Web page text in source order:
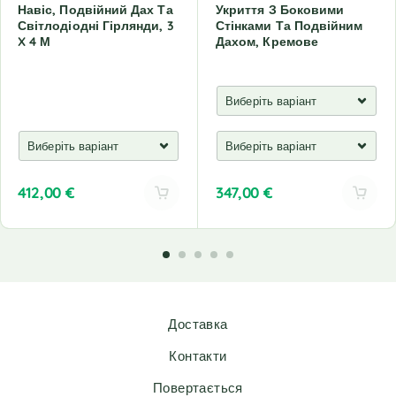
Навіс, Подвійний Дах Та
Світлодіодні Гірлянди, 3
X 4 М
412,00 €
Укриття З Боковими
Стінками Та Подвійним
Дахом, Кремове
347,00 €
t
a
v
Доставка
Контакти
Повертається